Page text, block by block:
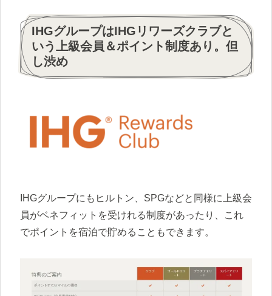
IHGグループはIHGリワーズクラブと
いう上級会員＆ポイント制度あり。但
し渋め
IHGグループにもヒルトン、SPGなどと同様に上級会
員がベネフィットを受けれる制度があったり、これ
でポイントを宿泊で貯めることもできます。